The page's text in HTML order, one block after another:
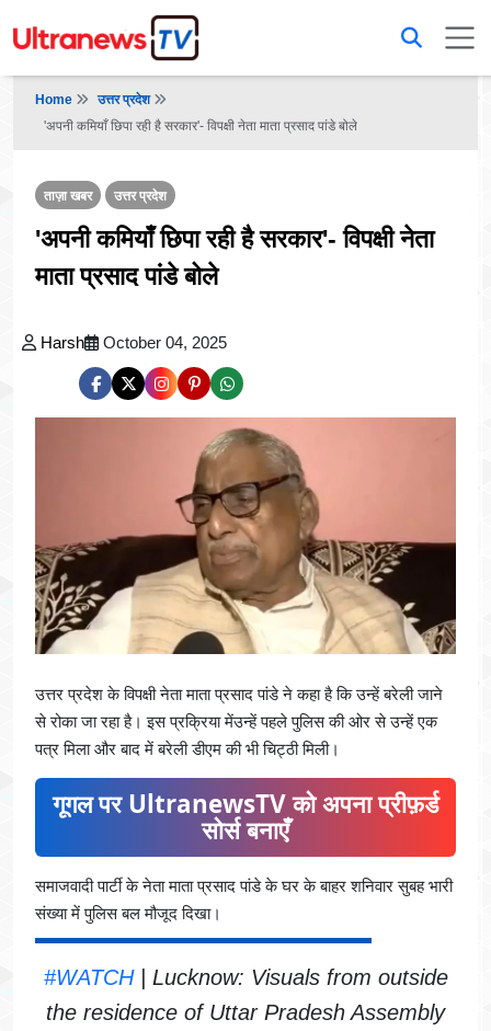
Home
उत्तर प्रदेश
'अपनी कमियाँ छिपा रही है सरकार'- विपक्षी नेता माता प्रसाद पांडे बोले
ताज़ा खबर उत्तर प्रदेश
'अपनी कमियाँ छिपा रही है सरकार'- विपक्षी नेता
माता प्रसाद पांडे बोले
Harsh October 04, 2025
उत्तर प्रदेश के विपक्षी नेता माता प्रसाद पांडे ने कहा है कि उन्हें बरेली जाने
से रोका जा रहा है। इस प्रक्रिया मेंउन्हें पहले पुलिस की ओर से उन्हें एक
पत्र मिला और बाद में बरेली डीएम की भी चिट्ठी मिली।
गूगल पर UltranewsTV को अपना प्रीफ़र्ड
सोर्स बनाएँ
समाजवादी पार्टी के नेता माता प्रसाद पांडे के घर के बाहर शनिवार सुबह भारी
संख्या में पुलिस बल मौजूद दिखा।
#WATCH| Lucknow: Visuals from outside
the residence of Uttar Pradesh Assembly